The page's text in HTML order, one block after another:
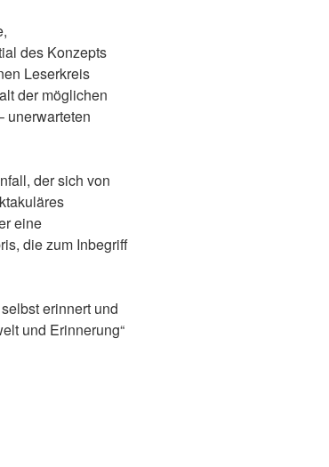
des Konzepts
Leserkreis
der möglichen
unerwarteten
der sich von
eine
die zum Inbegriff
erinnert und
und Erinnerung“